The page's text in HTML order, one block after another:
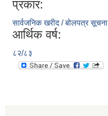
प्रकार:
सार्वजनिक खरीद / बोलपत्र सूचना
आर्थिक वर्ष:
८२/८३